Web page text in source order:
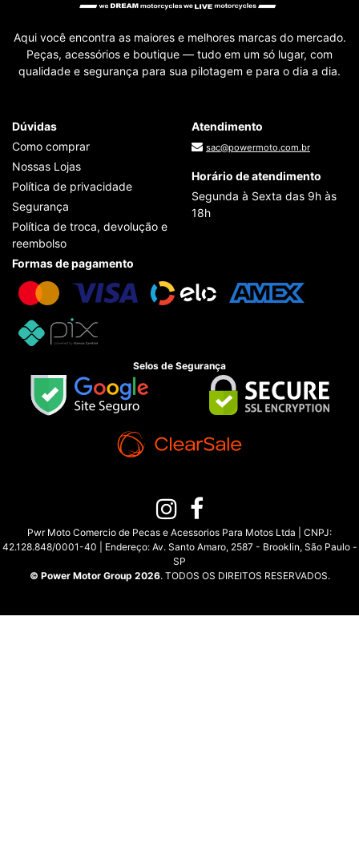
Aqui você encontra as maiores e melhores marcas do mercado.
Peças, acessórios e boutique — tudo em um só lugar, com
qualidade e segurança para sua pilotagem e para o dia a dia.
Dúvidas
Como comprar
Nossas Lojas
Política de privacidade
Segurança
Política de troca, devolução e
reembolso
Atendimento
sac@powermoto.com.br
Horário de atendimento
Segunda à Sexta das 9h às
18h
Formas de pagamento
Selos de Segurança
Pwr Moto Comercio de Pecas e Acessorios Para Motos Ltda | CNPJ:
42.128.848/0001-40 | Endereço: Av. Santo Amaro, 2587 - Brooklin, São Paulo -
SP
© Power Motor Group 2026. TODOS OS DIREITOS RESERVADOS.